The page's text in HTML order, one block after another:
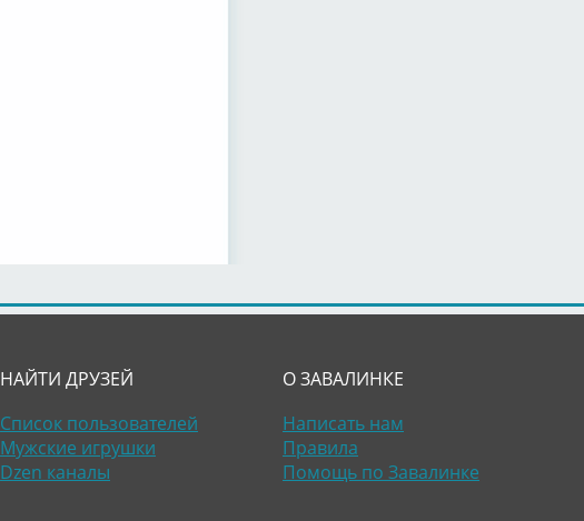
НАЙТИ ДРУЗЕЙ
Список пользователей
Мужские игрушки
Dzen каналы
О ЗАВАЛИНКЕ
Написать нам
Правила
Помощь по Завалинке